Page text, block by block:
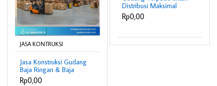
JASA KONTRUKSI
Jasa Konstruksi Gudang
Baja Ringan & Baja
Berat
Rp0,00
Distribusi Maksimal
Rp0,00